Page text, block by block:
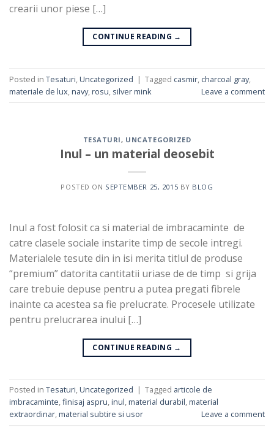
crearii unor piese […]
CONTINUE READING →
Posted in Tesaturi,Uncategorized | Tagged casmir, charcoal gray,
materiale de lux,navy,rosu, silver mink Leave a comment
TESATURI, UNCATEGORIZED
Inul – un material deosebit
POSTED ON SEPTEMBER 25, 2015 BY BLOG
Inul a fost folosit ca si material de imbracaminte de
catre clasele sociale instarite timp de secole intregi.
Materialele tesute din in isi merita titlul de produse
“premium” datorita cantitatii uriase de de timp si grija
care trebuie depuse pentru a putea pregati fibrele
inainte ca acestea sa fie prelucrate. Procesele utilizate
pentru prelucrarea inului […]
CONTINUE READING →
Posted in Tesaturi,Uncategorized | Tagged articole de
imbracaminte,finisaj aspru,inul,material durabil,material
extraordinar,material subtire si usor Leave a comment